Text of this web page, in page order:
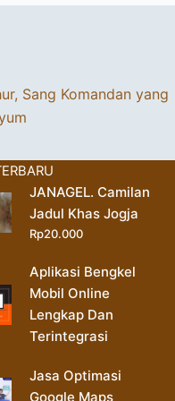
Sang Komandan yang
JANAGEL. Camilan
Jadul Khas Jogja
Rp20.000
Aplikasi Bengkel
Mobil Online
Lengkap Dan
Terintegrasi
Jasa Optimasi
Google Maps